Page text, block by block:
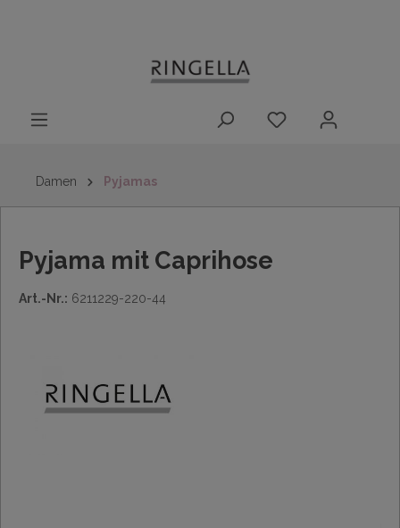
Damen Pyjamas
Pyjama mit Caprihose
Art.-Nr.: 6211229-220-44